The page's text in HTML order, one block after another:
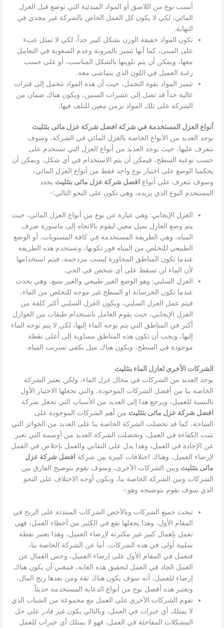
أنسب نوع من اللاصق أو المواد المبدئية التي توضع قبل العزل
المائي، لكي لا يكون كل العمل الخاص بالشركة غير مجدي في
النهاية.
تكون المواد خفيفة الوزن بشكل كبير جداً، لكي لا تمثل عبء
على المبنى، كما أنها تتميز بالمرونة وعدم الصعوبة في التعامل
معها، ويمكن أن يتم تلوينها بالشكل المناسب، أو على حسب
رغبة العميل في اللون الذي يتماشى معه.
تتميز المواد بقوة التحمل، حيث أن هذه المواد تتحمل إلى فترات
عالية جداً قد تصل إلى عشرات السنين، ويكون هناك ضمان من
الشركة على تلك المواد بزمن معين للتلف فيها.
أنواع العزل المستخدمة في شركة افضل شركة عزل مائى بتثليث
يوجد العديد من الأنواع الخاصة بالعزل المائي في الشركة، وسوف
نتعرف عليها، حيث توجد العديد من أنواع العزل التي تستخدم على
حسب نوعية السطح، فيمكن أن يتم الاستخدام في أي شكل، ويمكن أن
يحكمنا الوضع على اختيار نوع واحد فقط من أنواع العزل المائي،
وسوف نتعرف على أنواع افضل شركة عزل مائى بتثليث يحدد
المستخدم النوع الذي يريده، وهي تكون على النحو التالي:-
العزل الإيجابي: وهي عبارة عن نوع من أنواع العزل المائي، حيث
يتم وضع العازل بميل معين ليقوم بالاتجاه إلى ماسورة صرف
المياه، وهي الطريقة المستخدمة في كافة المستويات، أو الوضع
الطبيعي للتخلص من المياه فور تكونها، وتستخدم هذه الطريقة
عندما تكون المناطق المجاورة ليست مزدحمة، فيتم استخدامها
لأن الماء لن تسقط على أي شخص في الحي.
العزل السلبي: وهو الوضع الغير طبيعي والغير متبع، وهي يحدث
عندما تكون الخرسانة او السطح غير موجه للتخلص من الماء،
فيتم عمل العزل السلبي، ويكون العزل السلبي أكثر كلفة من
العزل الإيجابي، حيث يقوم العامل باستخدام طبقات من العوازل
أكبر في المناطق التي يتم توجه الماء إليها، لكي لا يتم توجه الماء
إليها، ويجب أن تكون هذه المناطق مساوية إلى أعلى نقطة
موجودة في السطح، ويكون هناك ميل يكفي تسريب المياه.
الشركات الأخرى لعازل الماء بتثليث
يوجد العديد من الشركات في مجال عزل الماء، ولكن تعتبر الشركة
الخاصة بنا من أفضل الشركات الموجودة، والتي تجعلها الاختيار الأول
بالنسبة للعميل، ويرجع هذا إلى العديد من الأسباب التي تجعل شركة
افضل شركة عزل مائى بتثليث من أهم الشركات الموجودة على
الساحة، كما قد تحصلت الشركة الخاصة بنا على العديد من الجوائز التي
تثبت الكفاءة في العمل، وتحصلت الشركة العديد من أوسمة التي تعبر
عن الإجادة في العمل، وهذا يدل على التفاني والعمل بإخلاص في العمل
لإرضاء العميل، وهناك اختلافات كبيرة بين شركة افضل شركة عزل
مائى بتثليث وبين الشركات الأخرى، وسوف نقوم بتوضيح الفارق بين
الشركات وبين الشركة الخاصة بنا، وتكون أوجه الاختلاف على النحو
الذي سوف نقوم بتوضيحه وهو:-
تبحث جميع الشركات وبالأخص الشركات المبتدئة على الربح في
المقام الأول، وهذا يجعلها تقع في الكثير من أخطاء العمل، فهي
تعمل بإهمال كبير غير مكترثة لإرضاء العميل، وهذا يعتبر نقطة
سلبية أولى في هذه الشركات، أما عن الشركة الخاصة بنا،
فتعمل في المقام الأول على إرضاء العميل، وحس العمال عن
العمل الجاد في العمل لتحقيق هذه الغاية، فمعني أن يكون هناك
إرضاء للعميل، أنه سوف يكون هناك ثقة ومن بعدها ربح المال،
وتعتبر هذه أفضل نوع من أنواع الدعاية المستخدمة حديثاً.
تقوم الشركات الأخرى على العمل مع مجموعة من الشباب الذي
لا يمتلك أي خبرات في العمل، وبالتالي يكون غير قادر على حل
المشكلات المفاجئة في العمل، فهو لا يمتلك أي خبرات للعمل